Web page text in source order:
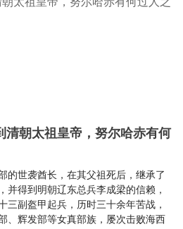
清朝太祖皇帝，努尔哈赤有何
的世袭酋长，在其父祖死后，继承了
并得到明朝辽东总兵李成梁的信赖，
三副盔甲起兵，历时三十余年苦战，
、辉发部等女真部族，屡次击败海西